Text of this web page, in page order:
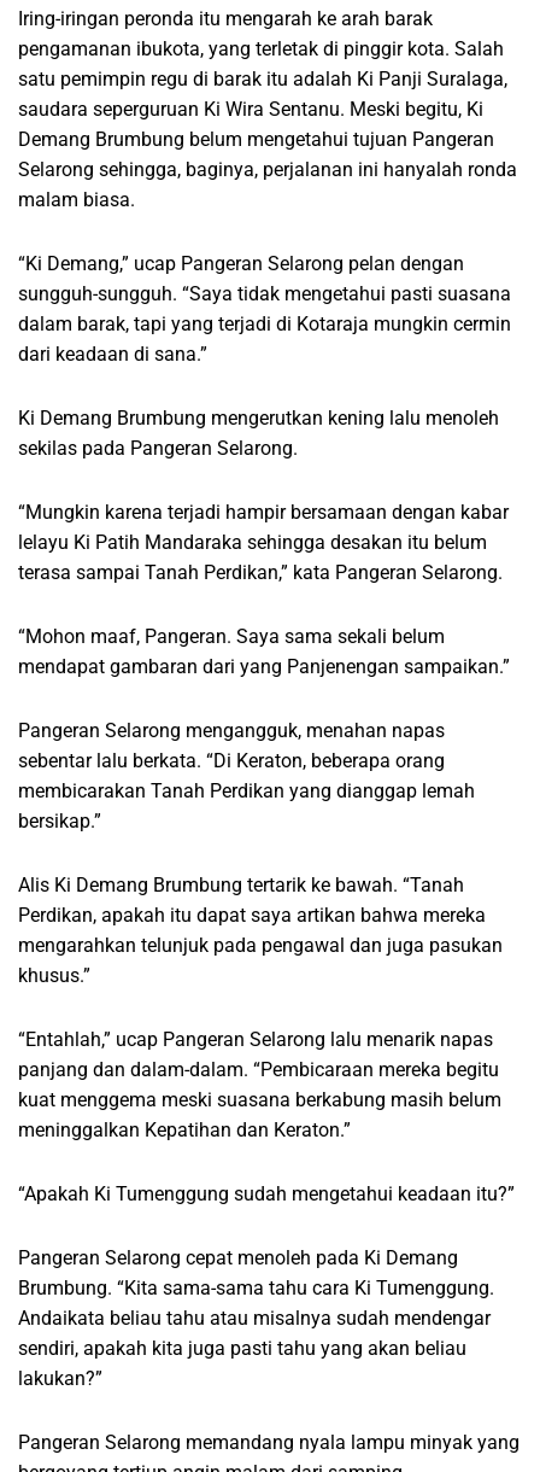
Iring-iringan peronda itu mengarah ke arah barak
pengamanan ibukota, yang terletak di pinggir kota. Salah
satu pemimpin regu di barak itu adalah Ki Panji Suralaga,
saudara seperguruan Ki Wira Sentanu. Meski begitu, Ki
Demang Brumbung belum mengetahui tujuan Pangeran
Selarong sehingga, baginya, perjalanan ini hanyalah ronda
malam biasa.
“Ki Demang,” ucap Pangeran Selarong pelan dengan
sungguh-sungguh. “Saya tidak mengetahui pasti suasana
dalam barak, tapi yang terjadi di Kotaraja mungkin cermin
dari keadaan di sana.”
Ki Demang Brumbung mengerutkan kening lalu menoleh
sekilas pada Pangeran Selarong.
“Mungkin karena terjadi hampir bersamaan dengan kabar
lelayu Ki Patih Mandaraka sehingga desakan itu belum
terasa sampai Tanah Perdikan,” kata Pangeran Selarong.
“Mohon maaf, Pangeran. Saya sama sekali belum
mendapat gambaran dari yang Panjenengan sampaikan.”
Pangeran Selarong mengangguk, menahan napas
sebentar lalu berkata. “Di Keraton, beberapa orang
membicarakan Tanah Perdikan yang dianggap lemah
bersikap.”
Alis Ki Demang Brumbung tertarik ke bawah. “Tanah
Perdikan, apakah itu dapat saya artikan bahwa mereka
mengarahkan telunjuk pada pengawal dan juga pasukan
khusus.”
“Entahlah,” ucap Pangeran Selarong lalu menarik napas
panjang dan dalam-dalam. “Pembicaraan mereka begitu
kuat menggema meski suasana berkabung masih belum
meninggalkan Kepatihan dan Keraton.”
“Apakah Ki Tumenggung sudah mengetahui keadaan itu?”
Pangeran Selarong cepat menoleh pada Ki Demang
Brumbung. “Kita sama-sama tahu cara Ki Tumenggung.
Andaikata beliau tahu atau misalnya sudah mendengar
sendiri, apakah kita juga pasti tahu yang akan beliau
lakukan?”
Pangeran Selarong memandang nyala lampu minyak yang